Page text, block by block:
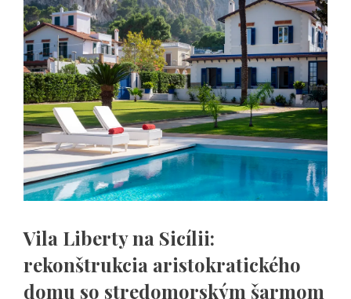
Vila Liberty na Sicílii:
rekonštrukcia aristokratického
domu so stredomorským šarmom